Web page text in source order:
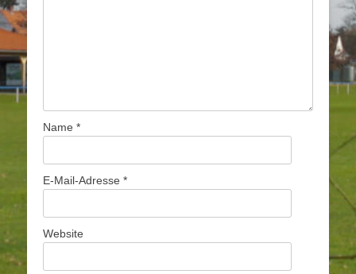
Name *
E-Mail-Adresse *
Website